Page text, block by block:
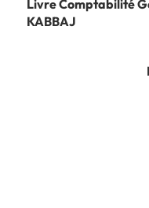
de
Livre Comptabilité
KABBAJ